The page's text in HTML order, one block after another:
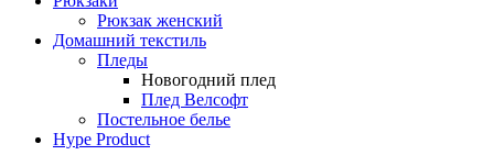
Рюкзак женский
Домашний текстиль
Пледы
Новогодний плед
Плед Велсофт
Постельное белье
Hype Product